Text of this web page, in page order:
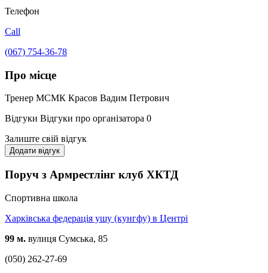
Телефон
Call
(067) 754-36-78
Про місце
Тренер МСМК Красов Вадим Петрович
Відгуки Відгуки про організатора 0
Залиште свій відгук
Додати відгук
Поруч з Армрестлінг клуб ХКТД
Спортивна школа
Харківська федерація ушу (кунгфу) в Центрі
99 м. вулиця Сумська, 85
(050) 262-27-69